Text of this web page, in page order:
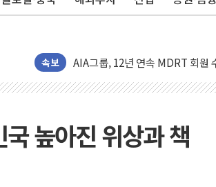
속보
원내대책회의 참석하는 한병도
[컨콜] 네이버, 멤버십 연계 배송
[컨콜] 네이버 AI탭, 올해 안으로
HDC랩스, 'BUILD CON
와이즈버즈, 상반기 매출 245억
배준영 의원 "거주 사용 형태에
높아진 위상과 책